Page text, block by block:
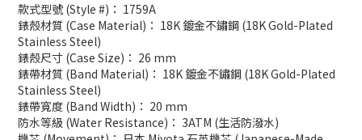
款式型號 (Style #)： 1759A
錶殼材質 (Case Material)： 18K 鍍金不鏽鋼 (18K Gold-Plated
Stainless Steel)
錶殼尺寸 (Case Size)： 26 mm
錶帶材質 (Band Material)： 18K 鍍金不鏽鋼 (18K Gold-Plated
Stainless Steel)
錶帶寬度 (Band Width)： 20 mm
防水等級 (Water Resistance)： 3ATM (生活防潑水)